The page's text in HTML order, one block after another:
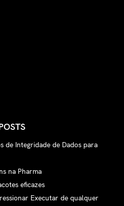
de Integridade de Dados para
na Pharma
eficazes
Executar de qualquer